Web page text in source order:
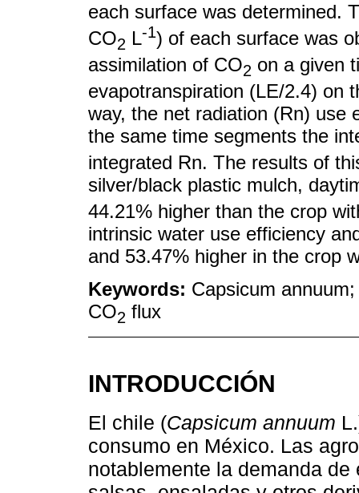
each surface was determined.
CO2 L-1) of each surface was
assimilation of CO2 on a given
evapotranspiration (LE/2.4) on
way, the net radiation (Rn) use
the same time segments the
integrated Rn. The results of
silver/black plastic mulch,
44.21% higher than the crop
intrinsic water use efficiency
and 53.47% higher in the crop
Keywords: Capsicum
CO2 flux
INTRODUCCIÓN
El chile (Capsicum annuum
consumo en México. Las
notablemente la demanda